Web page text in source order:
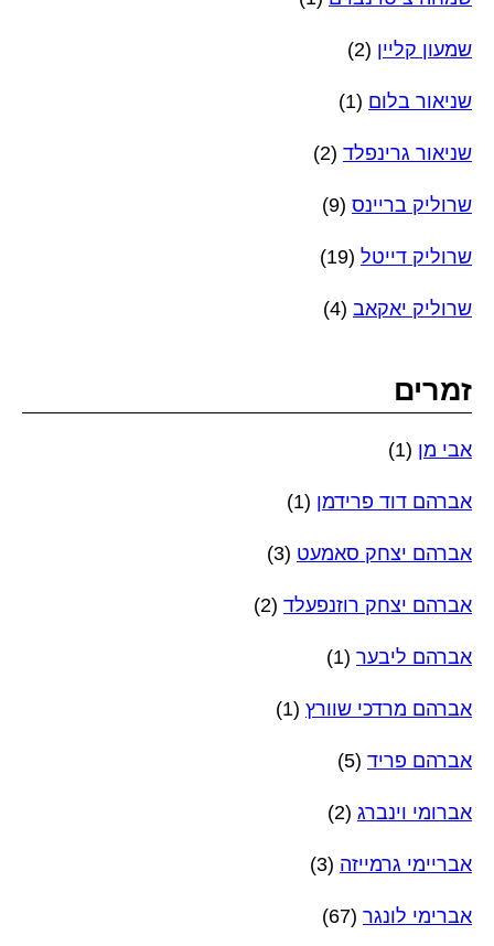
שמעון קליין (2)
שניאור בלום (1)
שניאור גרינפלד (2)
שרוליק בריינס (9)
שרוליק דייטל (19)
שרוליק יאקאב (4)
זמרים
אבי מן (1)
אברהם דוד פרידמן (1)
אברהם יצחק סאמעט (3)
אברהם יצחק רוזנפעלד (2)
אברהם ליבער (1)
אברהם מרדכי שוורץ (1)
אברהם פריד (5)
אברומי וינברג (2)
אבריימי גרמייזה (3)
אברימי לונגר (67)